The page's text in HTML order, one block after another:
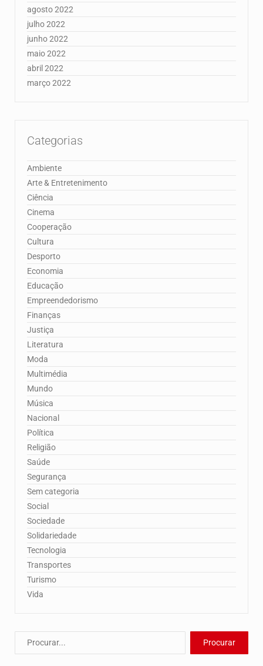
agosto 2022
julho 2022
junho 2022
maio 2022
abril 2022
março 2022
Categorias
Ambiente
Arte & Entretenimento
Ciência
Cinema
Cooperação
Cultura
Desporto
Economia
Educação
Empreendedorismo
Finanças
Justiça
Literatura
Moda
Multimédia
Mundo
Música
Nacional
Política
Religião
Saúde
Segurança
Sem categoria
Social
Sociedade
Solidariedade
Tecnologia
Transportes
Turismo
Vida